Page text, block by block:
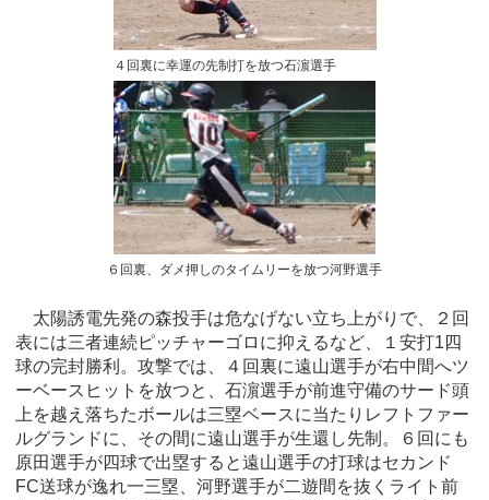
４回裏に幸運の先制打を放つ石濵選手
６回裏、ダメ押しのタイムリーを放つ河野選手
太陽誘電先発の森投手は危なげない立ち上がりで、２回
表には三者連続ピッチャーゴロに抑えるなど、１安打1四
球の完封勝利。攻撃では、４回裏に遠山選手が右中間へツ
ーベースヒットを放つと、石濵選手が前進守備のサード頭
上を越え落ちたボールは三塁ベースに当たりレフトファー
ルグランドに、その間に遠山選手が生還し先制。６回にも
原田選手が四球で出塁すると遠山選手の打球はセカンド
FC送球が逸れ一三塁、河野選手が二遊間を抜くライト前